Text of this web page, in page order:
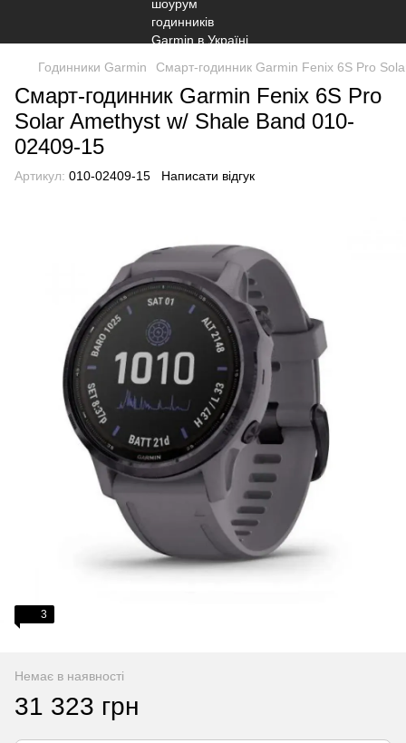
Годинники Garmin Смарт-годинник Garmin Fenix 6S Pro
Смарт-годинник Garmin Fenix 6S Pro
Solar Amethyst w/ Shale Band 010-
02409-15
Артикул: 010-02409-15 Написати відгук
3
Немає в наявності
31 323 грн